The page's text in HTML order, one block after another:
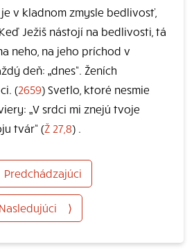
je v kladnom zmysle bedlivosť,
Ježiš nástojí na bedlivosti, tá
neho, na jeho príchod v
deň: „dnes“. Ženích
(2659) Svetlo, ktoré nesmie
„V srdci mi znejú tvoje
tvár“ (Ž 27,8) .
Predchádzajúci
Nasledujúci ⟩